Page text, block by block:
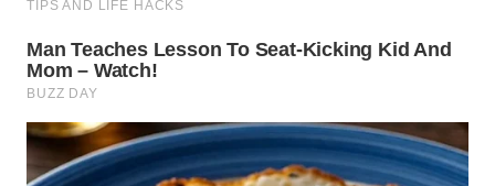
WN DELI
SERDANG
WN
TEBING
TINGGI